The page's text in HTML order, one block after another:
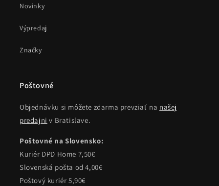
Novinky
Výpredaj
Značky
Poštovné
Objednávku si môžete zdarma prevziať na našej
predajni v Bratislave.
Poštovné na Slovensko:
Kuriér DPD Home 7,50€
Slovenská pošta od 4,00€
Poštový kuriér 5,90€